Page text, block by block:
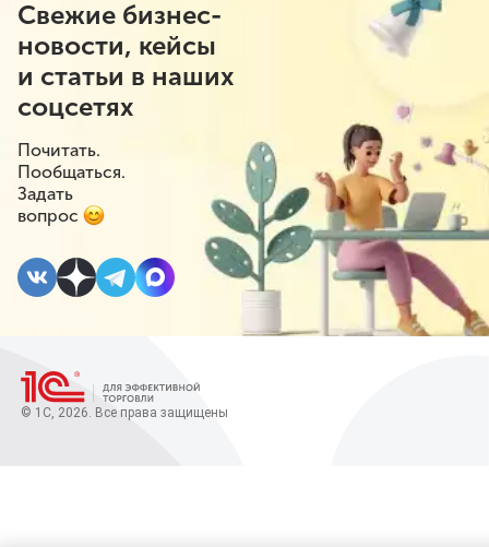
Свежие бизнес-
новости, кейсы
и статьи в наших
соцсетях
Почитать.
Пообщаться.
Задать
вопрос
© 1С, 2026. Все права защищены